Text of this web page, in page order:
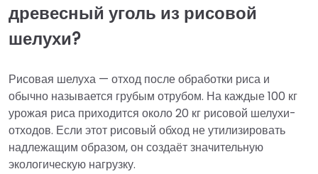
древесный уголь из рисовой
шелухи?
Рисовая шелуха — отход после обработки риса и
обычно называется грубым отрубом. На каждые 100 кг
урожая риса приходится около 20 кг рисовой шелухи-
отходов. Если этот рисовый обход не утилизировать
надлежащим образом, он создаёт значительную
экологическую нагрузку.